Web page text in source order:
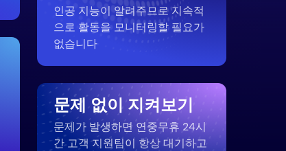
인공 지능이 알려주므로 지속적
으로 활동을 모니터링할 필요가
없습니다
문제 없이 지켜보기
문제가 발생하면 연중무휴 24시
간 고객 지원팀이 항상 대기하고